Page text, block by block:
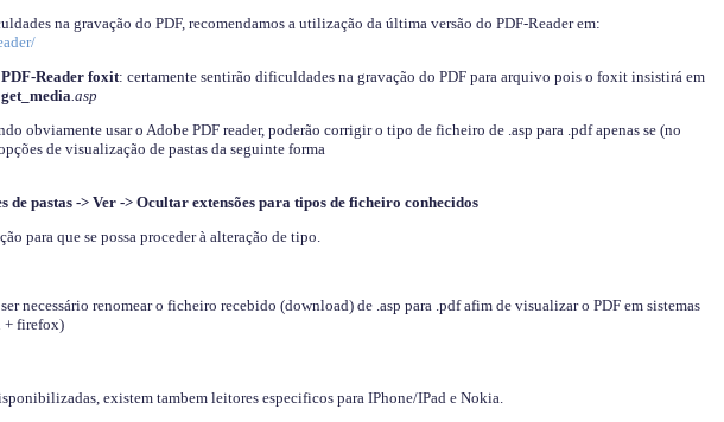
na gravação do PDF, recomendamos a utilização da última versão do PDF-Reader em:
PDF-Reader foxit: certamente sentirão dificuldades na gravação do PDF para arquivo pois o foxit insistirá em
get_media.asp
obviamente usar o Adobe PDF reader, poderão corrigir o tipo de ficheiro de .asp para .pdf apenas se (no
de visualização de pastas da seguinte forma
de pastas -> Ver -> Ocultar extensões para tipos de ficheiro conhecidos
para que se possa proceder à alteração de tipo.
necessário renomear o ficheiro recebido (download) de .asp para .pdf afim de visualizar o PDF em sistemas
+ firefox)
existem tambem leitores especificos para IPhone/IPad e Nokia.